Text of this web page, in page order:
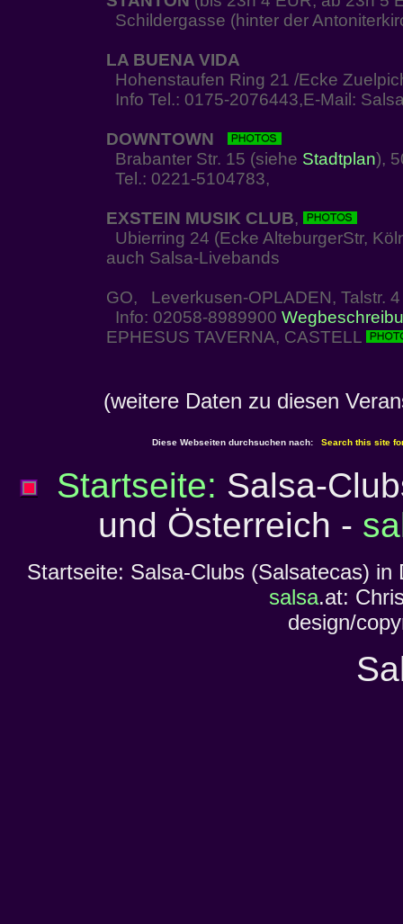
Schildergasse (hinter der
LA BUENA VIDA
Hohenstaufen Ring 21 /Ecke
Info Tel.: 0175-2076443,E-Mail:
DOWNTOWN
Brabanter Str. 15 (siehe Stadtplan),
Tel.: 0221-5104783,
EXSTEIN MUSIK CLUB,
Ubierring 24 (Ecke AlteburgerStr,
auch Salsa-Livebands
GO, Leverkusen-OPLADEN, Talstr. 4
Info: 02058-8989900
EPHESUS TAVERNA, CASTELL
(weitere Daten zu diesen
Diese Webseiten durchsuchen nach: Search this site
Startseite: Salsa-
und Österreich -
Startseite: Salsa-Clubs (Salsatecas)
salsa.at:
design/